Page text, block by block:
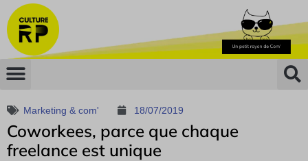
Marketing & com' 18/07/2019
Coworkees, parce que chaque
freelance est unique